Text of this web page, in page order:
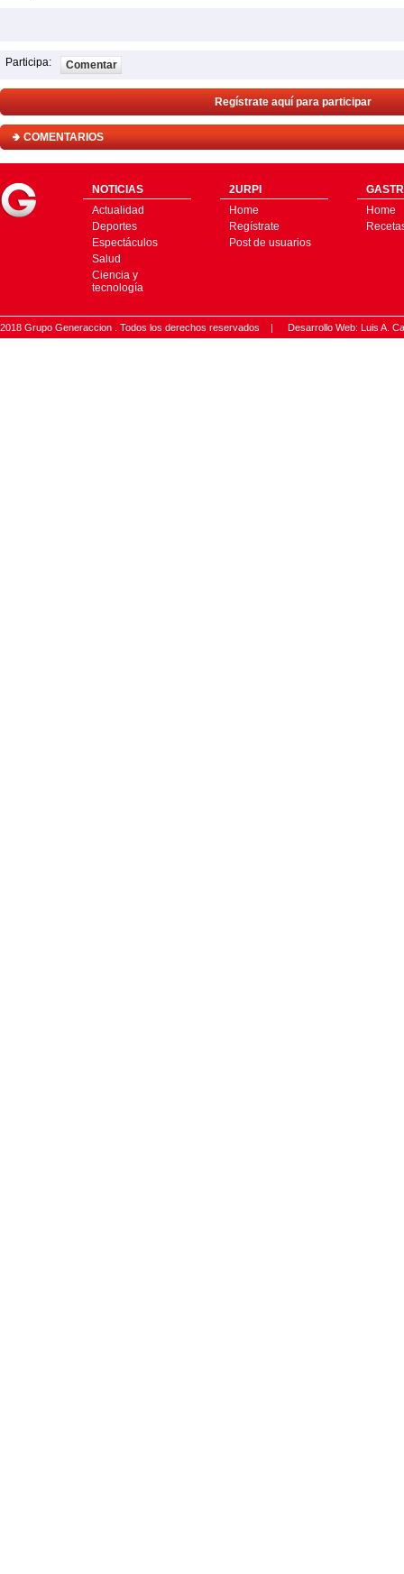
Participa: Comentar
Regístrate aquí para participar
COMENTARIOS
NOTICIAS
Actualidad
Deportes
Espectáculos
Salud
Ciencia y
tecnología
2URPI
Home
Regístrate
Post de usuarios
Home
2018 Grupo Generaccion . Todos los derechos reservados | Desarrollo Web: Luis